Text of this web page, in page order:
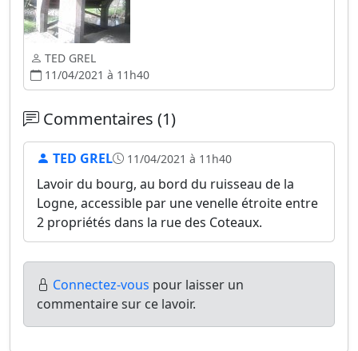
TED GREL
11/04/2021 à 11h40
Commentaires (1)
TED GREL 11/04/2021 à 11h40
Lavoir du bourg, au bord du ruisseau de la
Logne, accessible par une venelle étroite entre
2 propriétés dans la rue des Coteaux.
Connectez-vous pour laisser un
commentaire sur ce lavoir.